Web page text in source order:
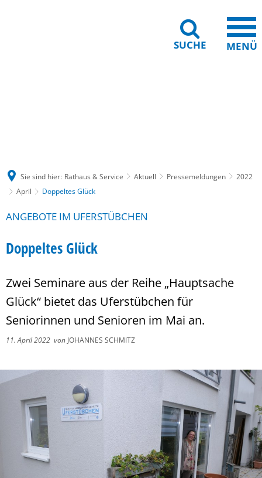
SUCHE MENÜ
Sie sind hier: Rathaus & Service Aktuell Pressemeldungen
2022
April
Doppeltes Glück
ANGEBOTE IM UFERSTÜBCHEN
Doppeltes Glück
Zwei Seminare aus der Reihe „Hauptsache
Glück“ bietet das Uferstübchen für
Seniorinnen und Senioren im Mai an.
11. April 2022 von JOHANNES SCHMITZ